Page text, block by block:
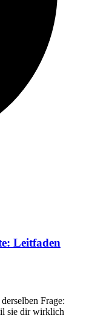
Leitfaden
Frage:
sie dir wirklich